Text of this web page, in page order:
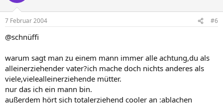
7 Februar 2004 #6
@schnüffi
warum sagt man zu einem mann immer alle achtung,du als
alleinerziehender vater?ich mache doch nichts anderes als
viele,vielealleinerziehende mütter.
nur das ich ein mann bin.
außerdem hört sich totalerziehend cooler an :ablachen